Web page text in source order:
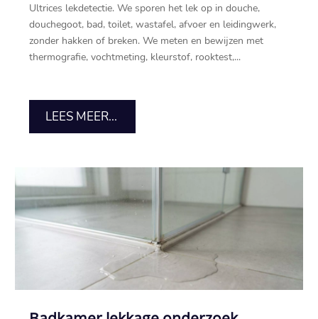
Ultrices lekdetectie.​ We sporen het lek op in douche,
douchegoot, bad, toilet, wastafel, afvoer en leidingwerk,
zonder hakken of breken.​ We meten en bewijzen met
thermografie, vochtmeting, kleurstof, rooktest,...
LEES MEER...